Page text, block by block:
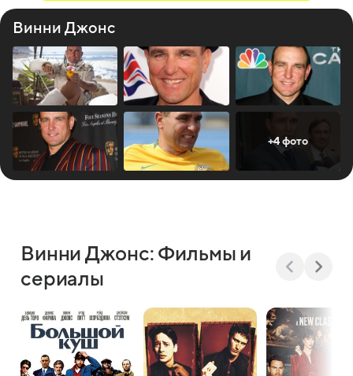
Винни Джонс
+4 фото
Винни Джонс: Фильмы и
сериалы